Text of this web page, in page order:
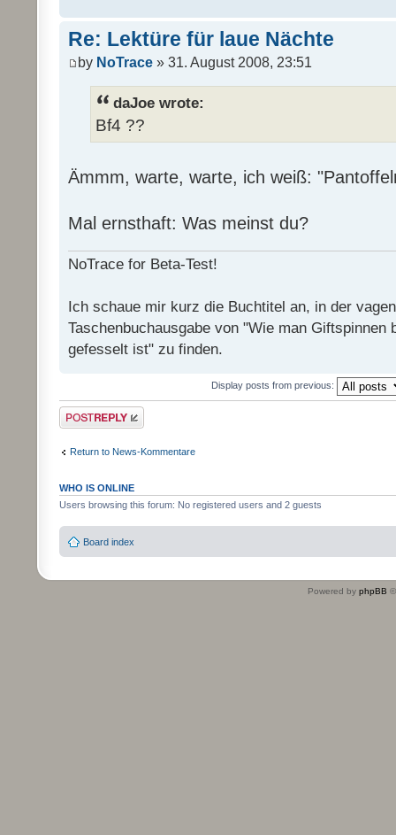
Re: Lektüre für laue Nächte
by NoTrace » 31. August 2008, 23:51
daJoe wrote:
Bf4 ??
Ämmm, warte, warte, ich weiß:
Mal ernsthaft: Was meinst du?
NoTrace for Beta-Test!
Ich schaue mir kurz die Buchtitel an, in der
Taschenbuchausgabe von "Wie man Giftspinnen
gefesselt ist" zu finden.
Display posts from previous:
Post a reply
Return to News-Kommentare
WHO IS ONLINE
Users browsing this forum: No registered users and 2 guests
Board index
Powered by phpBB